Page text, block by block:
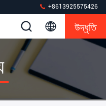
+8613925575426
উদ্ধৃতি